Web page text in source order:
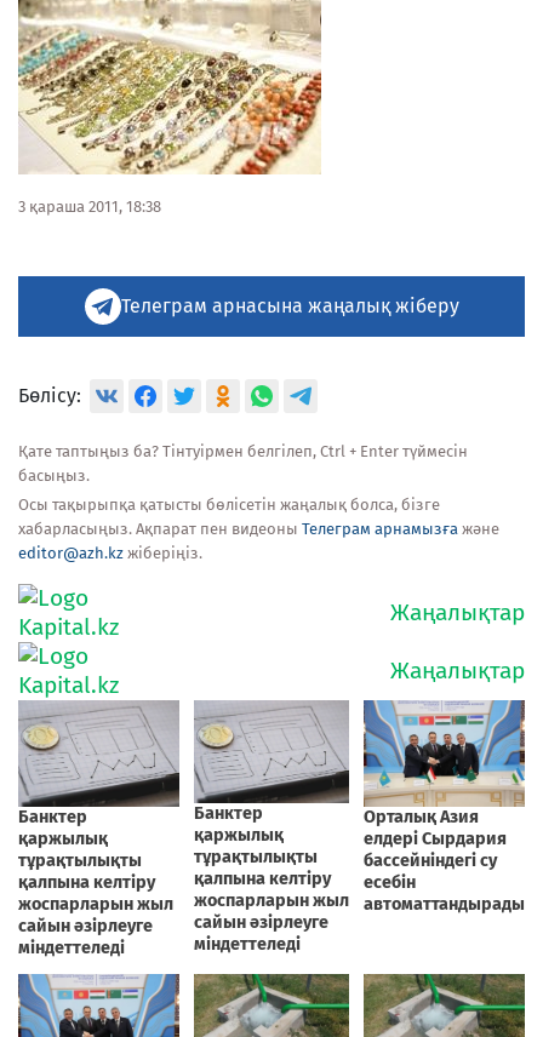
3 қараша 2011, 18:38
Телеграм арнасына жаңалық жіберу
Бөлісу:
Қате таптыңыз ба? Тінтуірмен белгілеп, Ctrl + Enter түймесін
басыңыз.
Осы тақырыпқа қатысты бөлісетін жаңалық болса, бізге
хабарласыңыз. Ақпарат пен видеоны Телеграм арнамызға және
editor@azh.kz жіберіңіз.